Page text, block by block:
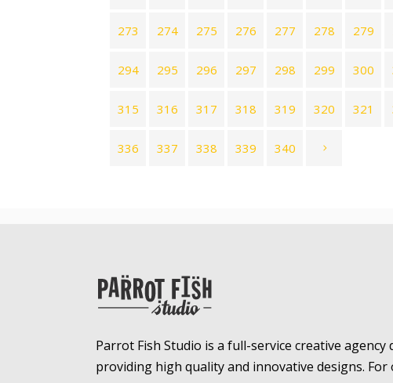
273 274 275 276 277 278 279
294 295 296 297 298 299 300
315 316 317 318 319 320 321
336 337 338 339 340
Parrot Fish Studio is a full-service creative agency
providing high quality and innovative designs. For